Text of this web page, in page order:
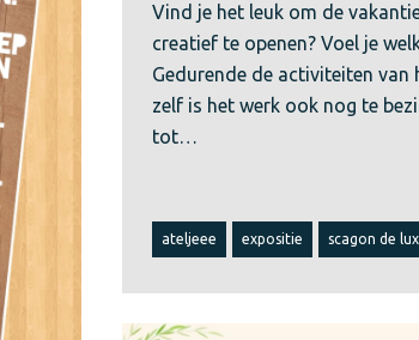
Vind je het leuk om de
creatief te openen? Voel je
Gedurende de activiteiten van
zelf is het werk ook nog te
tot…
ateljeee expositie scagon de